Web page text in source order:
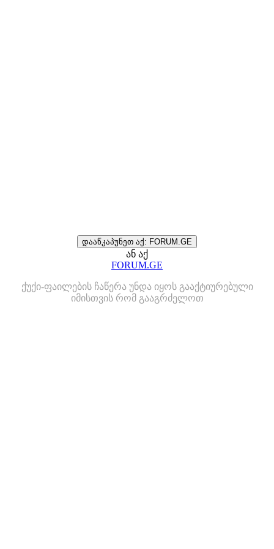
დააწკაპუნეთ აქ: FORUM.GE
ან აქ
FORUM.GE
ქუქი-ფაილების ჩაწერა უნდა იყოს გააქტიურებული
იმისთვის რომ გააგრძელოთ